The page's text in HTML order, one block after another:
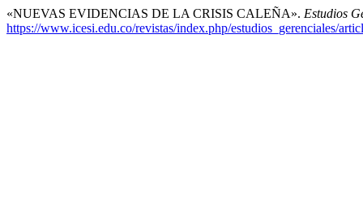
«NUEVAS EVIDENCIAS DE LA CRISIS CALEÑA». Estudios
https://www.icesi.edu.co/revistas/index.php/estudios_gerenciales/